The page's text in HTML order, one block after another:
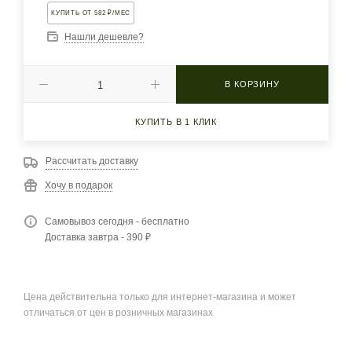
КУПИТЬ ОТ 582 ₽/МЕС
Нашли дешевле?
В КОРЗИНУ
КУПИТЬ В 1 КЛИК
Рассчитать доставку
Хочу в подарок
Самовывоз сегодня - бесплатно
Доставка завтра - 390 ₽
Цена действительна только для интернет-магазина и может
отличаться от цен в розничных магазинах